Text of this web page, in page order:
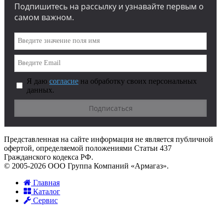
Подпишитесь на рассылку и узнавайте первым о
самом важном.
Я даю согласие на обработку своих персональных
данных.
Представленная на сайте информация не является публичной
офертой, определяемой положениями Статьи 437
Гражданского кодекса РФ.
© 2005-2026 ООО Группа Компаний «Армагаз».
Главная
Каталог
Сервис